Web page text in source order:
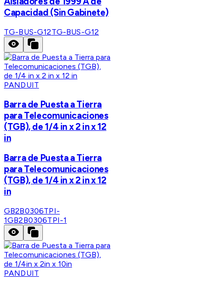
Capacidad (Sin Gabinete)
TG-BUS-G12TG-BUS-G12
PANDUIT
Barra de Puesta a Tierra
para Telecomunicaciones
(TGB), de 1/4 in x 2 in x 12
in
Barra de Puesta a Tierra
para Telecomunicaciones
(TGB), de 1/4 in x 2 in x 12
in
GB2B0306TPI-
1GB2B0306TPI-1
PANDUIT